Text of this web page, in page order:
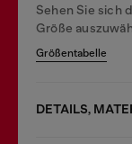
Sehen Sie sich
Größe
Größentabelle
DETAILS,